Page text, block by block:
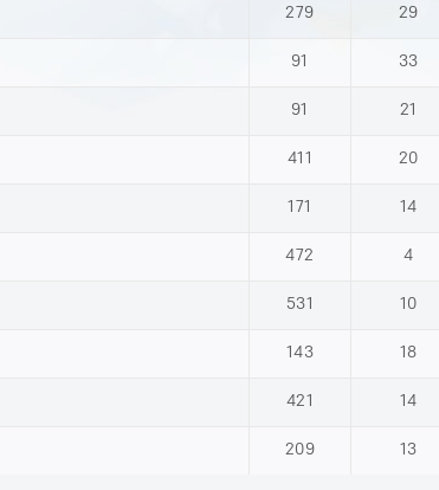
279 29
91 33
91 21
411 20
171 14
472 4
531 10
143 18
421 14
209 13